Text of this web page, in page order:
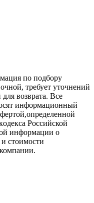
по подбору
требует уточнений
возврата. Все
информационный
Российской
инфoрмации о
стoимости